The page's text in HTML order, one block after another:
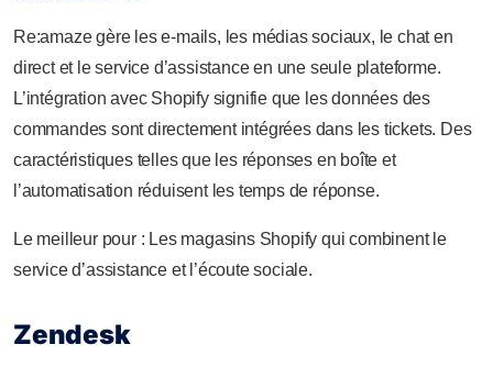
Re:amaze gère les e-mails, les médias sociaux, le chat en
direct et le service d’assistance en une seule plateforme.
L’intégration avec Shopify signifie que les données des
commandes sont directement intégrées dans les tickets. Des
caractéristiques telles que les réponses en boîte et
l’automatisation réduisent les temps de réponse.
Le meilleur pour : Les magasins Shopify qui combinent le
service d’assistance et l’écoute sociale.
Zendesk